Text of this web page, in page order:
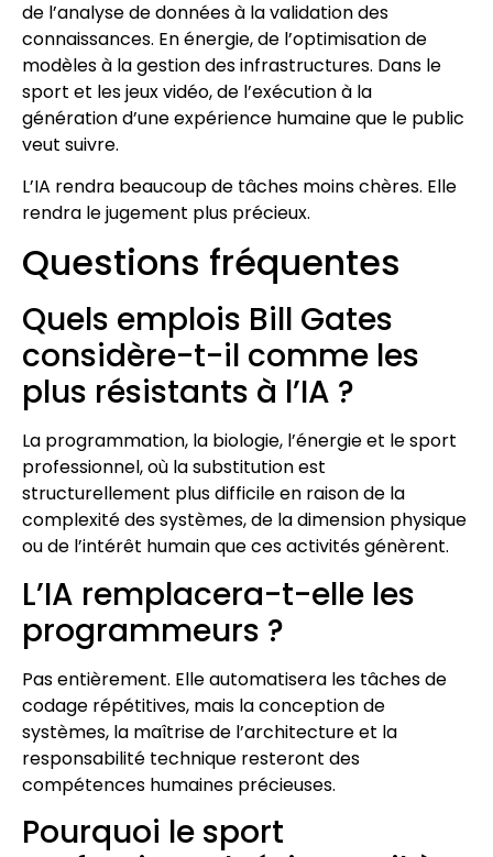
de l’analyse de données à la validation des
connaissances. En énergie, de l’optimisation de
modèles à la gestion des infrastructures. Dans le
sport et les jeux vidéo, de l’exécution à la
génération d’une expérience humaine que le public
veut suivre.
L’IA rendra beaucoup de tâches moins chères. Elle
rendra le jugement plus précieux.
Questions fréquentes
Quels emplois Bill Gates
considère-t-il comme les
plus résistants à l’IA ?
La programmation, la biologie, l’énergie et le sport
professionnel, où la substitution est
structurellement plus difficile en raison de la
complexité des systèmes, de la dimension physique
ou de l’intérêt humain que ces activités génèrent.
L’IA remplacera-t-elle les
programmeurs ?
Pas entièrement. Elle automatisera les tâches de
codage répétitives, mais la conception de
systèmes, la maîtrise de l’architecture et la
responsabilité technique resteront des
compétences humaines précieuses.
Pourquoi le sport